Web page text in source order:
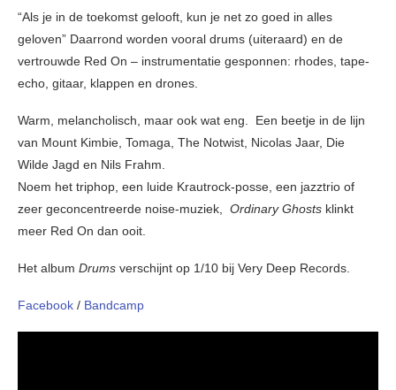
“Als je in de toekomst gelooft, kun je net zo goed in alles
geloven” Daarrond worden vooral drums (uiteraard) en de
vertrouwde Red On – instrumentatie gesponnen: rhodes, tape-
echo, gitaar, klappen en drones.
Warm, melancholisch, maar ook wat eng. Een beetje in de lijn
van Mount Kimbie, Tomaga, The Notwist, Nicolas Jaar, Die
Wilde Jagd en Nils Frahm.
Noem het triphop, een luide Krautrock-posse, een jazztrio of
zeer geconcentreerde noise-muziek, Ordinary Ghosts klinkt
meer Red On dan ooit.
Het album Drums verschijnt op 1/10 bij Very Deep Records.
Facebook / Bandcamp